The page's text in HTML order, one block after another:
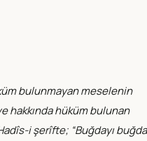
bulunmayan meselenin
hakkında hüküm bulunan
i şerîfte; “Buğdayı